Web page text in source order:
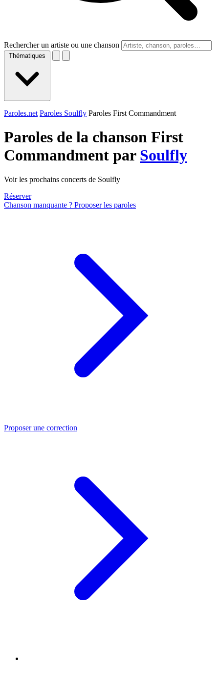
Rechercher un artiste ou une chanson
Thématiques
Paroles.net Paroles Soulfly Paroles First Commandment
Paroles de la chanson First
Commandment par Soulfly
Voir les prochains concerts de Soulfly
Réserver
Chanson manquante ? Proposer les paroles
Proposer une correction